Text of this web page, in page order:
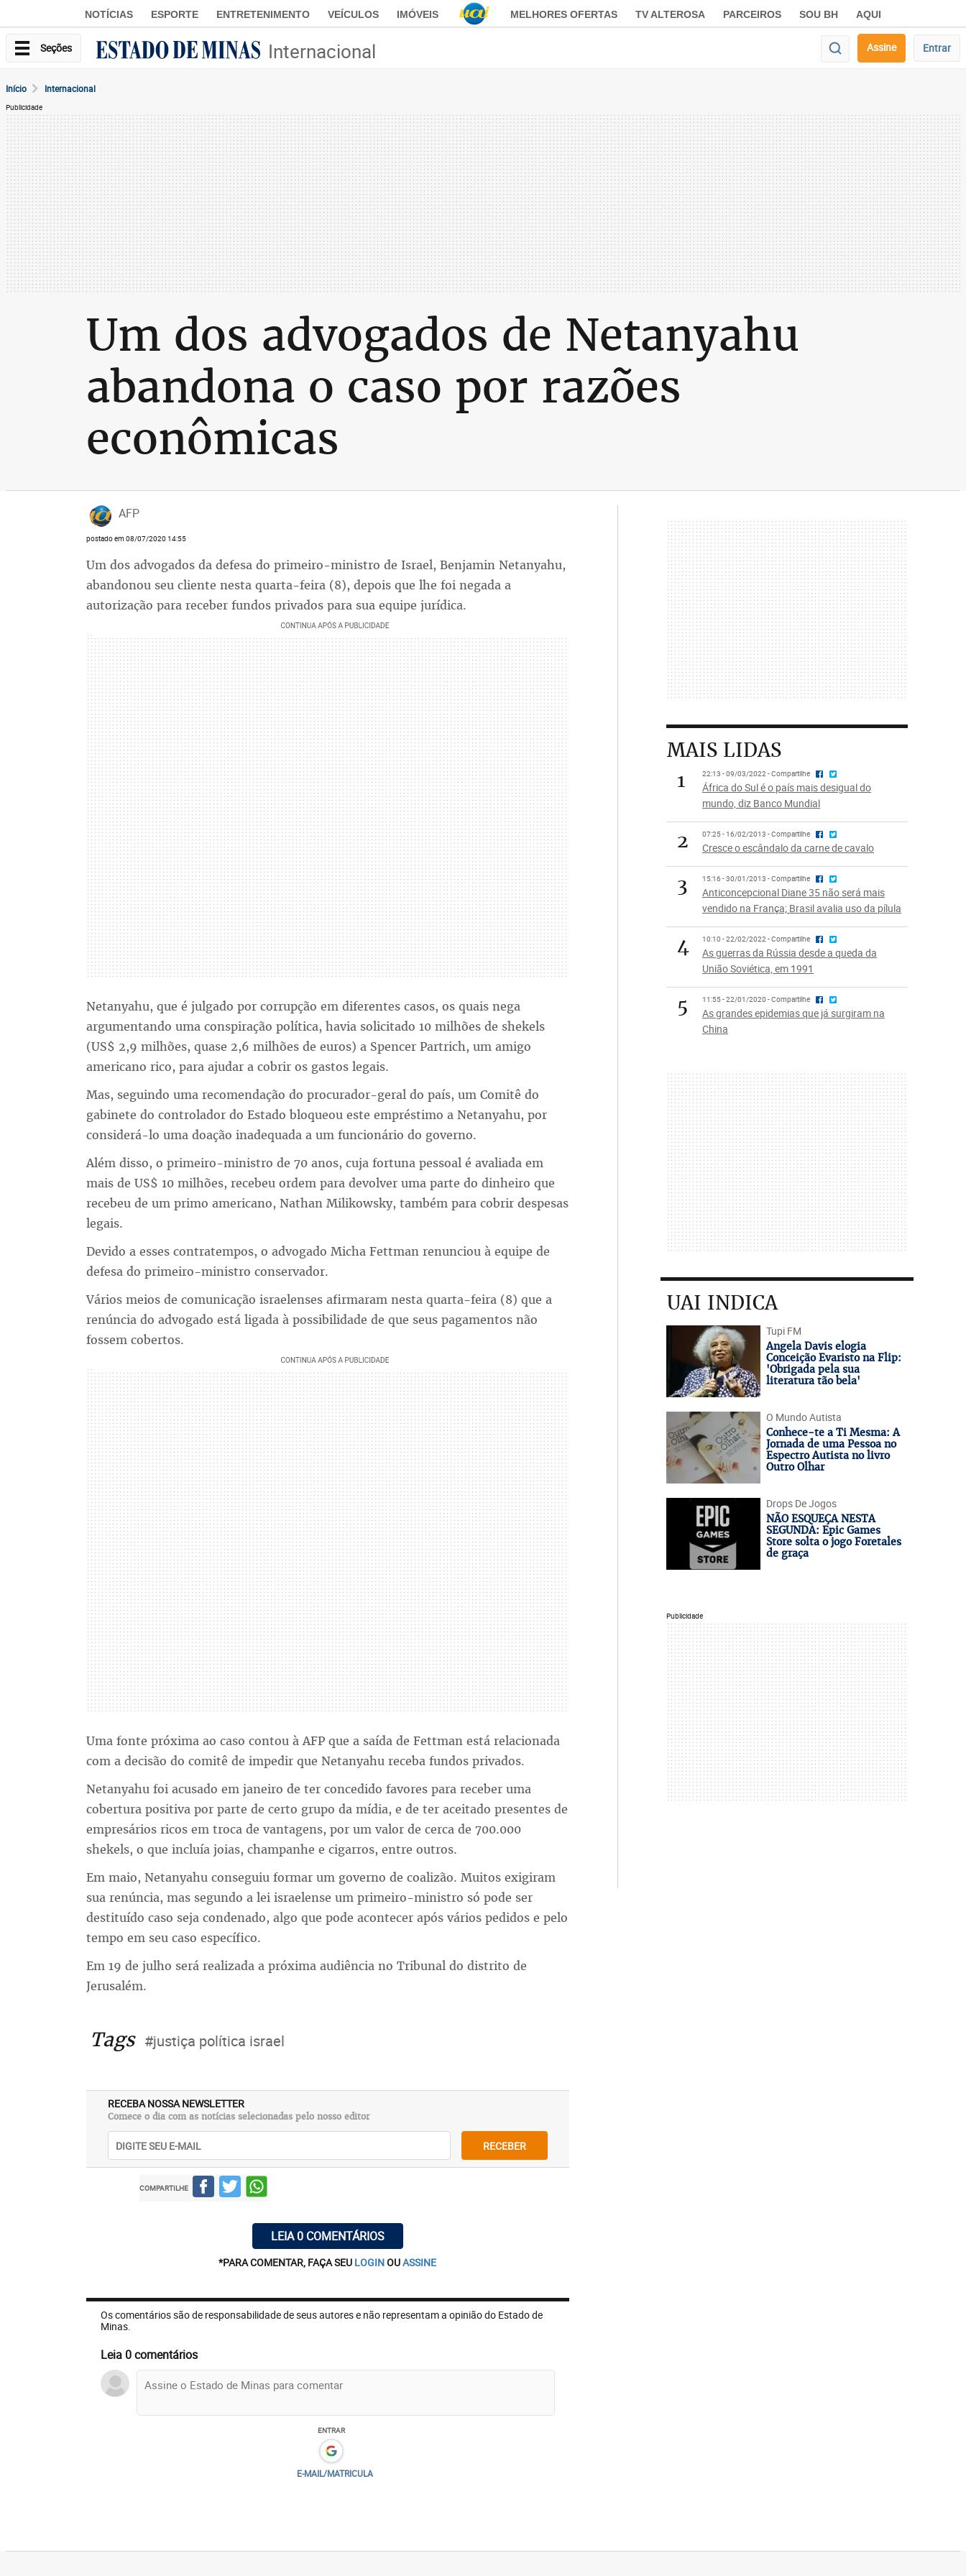
NOTÍCIAS ESPORTE ENTRETENIMENTO VEÍCULOS IMÓVEIS MELHORES OFERTAS TV ALTEROSA PARCEIROS SOU BH AQUI
Seções Internacional Assine Entrar
Início Internacional
Publicidade
Um dos advogados de Netanyahu
abandona o caso por razões
econômicas
AFP
postado em 08/07/2020 14:55
Um dos advogados da defesa do primeiro-ministro de Israel, Benjamin Netanyahu,
abandonou seu cliente nesta quarta-feira (8), depois que lhe foi negada a
autorização para receber fundos privados para sua equipe jurídica.
Netanyahu, que é julgado por corrupção em diferentes casos, os quais nega
argumentando uma conspiração política, havia solicitado 10 milhões de shekels
(US$ 2,9 milhões, quase 2,6 milhões de euros) a Spencer Partrich, um amigo
americano rico, para ajudar a cobrir os gastos legais.
Mas, seguindo uma recomendação do procurador-geral do país, um Comitê do
gabinete do controlador do Estado bloqueou este empréstimo a Netanyahu, por
considerá-lo uma doação inadequada a um funcionário do governo.
Além disso, o primeiro-ministro de 70 anos, cuja fortuna pessoal é avaliada em
mais de US$ 10 milhões, recebeu ordem para devolver uma parte do dinheiro que
recebeu de um primo americano, Nathan Milikowsky, também para cobrir despesas
legais.
Devido a esses contratempos, o advogado Micha Fettman renunciou à equipe de
defesa do primeiro-ministro conservador.
Vários meios de comunicação israelenses afirmaram nesta quarta-feira (8) que a
renúncia do advogado está ligada à possibilidade de que seus pagamentos não
fossem cobertos.
Uma fonte próxima ao caso contou à AFP que a saída de Fettman está relacionada
com a decisão do comitê de impedir que Netanyahu receba fundos privados.
Netanyahu foi acusado em janeiro de ter concedido favores para receber uma
cobertura positiva por parte de certo grupo da mídia, e de ter aceitado presentes de
empresários ricos em troca de vantagens, por um valor de cerca de 700.000
shekels, o que incluía joias, champanhe e cigarros, entre outros.
Em maio, Netanyahu conseguiu formar um governo de coalizão. Muitos exigiram
sua renúncia, mas segundo a lei israelense um primeiro-ministro só pode ser
destituído caso seja condenado, algo que pode acontecer após vários pedidos e pelo
tempo em seu caso específico.
Em 19 de julho será realizada a próxima audiência no Tribunal do distrito de
Jerusalém.
Tags #justiça política israel
RECEBA NOSSA NEWSLETTER
Comece o dia com as notícias selecionadas pelo nosso editor
RECEBER
COMPARTILHE
LEIA 0 COMENTÁRIOS
*PARA COMENTAR, FAÇA SEU LOGINOUASSINE
Os comentários são de responsabilidade de seus autores e não representam a opinião do Estado de
Minas.
Leia 0 comentários
ENTRAR
E-MAIL/MATRICULA
MAIS LIDAS
1
22:13 - 09/03/2022 - Compartilhe
África do Sul é o país mais desigual do
mundo, diz Banco Mundial
2 07:25 - 16/02/2013 - Compartilhe
Cresce o escândalo da carne de cavalo
3 15:16 - 30/01/2013 - Compartilhe
Anticoncepcional Diane 35 não será mais
vendido na França; Brasil avalia uso da pílula
4 10:10 - 22/02/2022 - Compartilhe
As guerras da Rússia desde a queda da
União Soviética, em 1991
5 11:55 - 22/01/2020 - Compartilhe
As grandes epidemias que já surgiram na
China
UAI INDICA
Tupi FM
Angela Davis elogia
Conceição Evaristo na Flip:
'Obrigada pela sua
literatura tão bela'
O Mundo Autista
Conhece-te a Ti Mesma: A
Jornada de uma Pessoa no
Espectro Autista no livro
Outro Olhar
Drops De Jogos
NÃO ESQUEÇA NESTA
SEGUNDA: Epic Games
Store solta o jogo Foretales
de graça
Publicidade